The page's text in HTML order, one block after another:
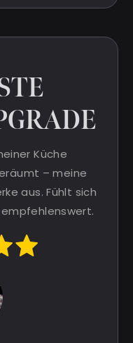
Küche
– meine
aus. Fühlt sich
empfehlenswert.